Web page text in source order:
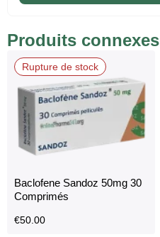
Produits connexes
Rupture de stock
Baclofene Sandoz 50mg 30
Comprimés
€50.00